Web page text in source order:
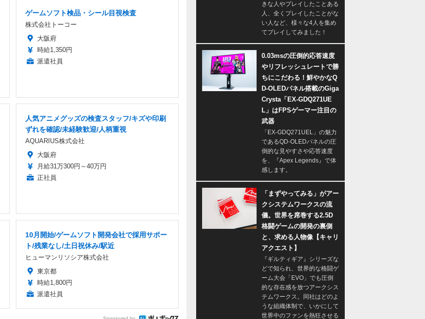
ゲームソフト検品・シール目視検査
株式会社トーコー
大阪府
時給1,350円
派遣社員
人気アニメグッズの検査スタッフ/キズや印刷
ずれを確認/未経験歓迎/人柄重視
AQUARIUS株式会社
大阪府
月給31万300円～40万円
正社員
10月開始/ゲームソフト開発会社で採用サポー
ト/残業なし/土日祝休み/駅近
ヒューマンリソシア株式会社
東京都
時給1,800円
派遣社員
きな人やプレイしたことある
人、全くプレイしたことがな
い人など、様々な4人を集め
てプレイしてみました！
0.03msの圧倒的応答速度
やリフレッシュレートで勝
ちにこだわる！鮮やかなQ
D-OLEDパネル搭載のGiga
Crysta「EX-GDQ271UE
L」はFPSゲーマー注目の
武器
「EX-GDQ271UEL」の魅力
であるQD-OLEDパネルの圧
倒的な見やすさや応答速度
を、『Apex Legends』で体
感します。
「まずやってみる」がアー
クシステムワークスの流
儀。世界を席巻する2.5D
格闘ゲームの開発の裏側
と、求める人物像【キャリ
アクエスト】
『ギルティギア』シリーズな
どで知られ、世界的な格闘ゲ
ーム大会「EVO」でも圧倒
的な存在感を放つアークシス
テムワークス。同社はどのよ
うな組織体制で、いかにして
世界中のファンを熱狂させる